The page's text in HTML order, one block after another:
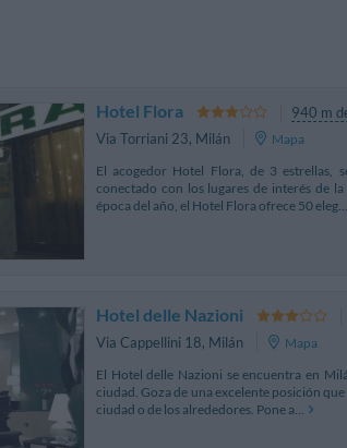
Hotel Flora
940 m
Via Torriani 23, Milán
Mapa
El acogedor Hotel Flora, de 3 estrellas,
conectado con los lugares de interés de
época del año, el Hotel Flora ofrece 50 eleg...
Hotel delle Nazioni
Via Cappellini 18, Milán
Mapa
El Hotel delle Nazioni se encuentra en
ciudad. Goza de una excelente posición
ciudad o de los alrededores. Pone a...